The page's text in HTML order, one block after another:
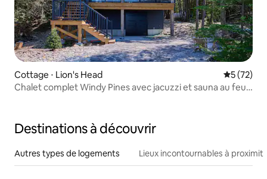
Cottage ⋅ Lion's Head
5 (72)
Chalet complet Windy Pines avec jacuzzi et sauna au feu
Destinations à découvrir
Autres types de logements Lieux incontournables à